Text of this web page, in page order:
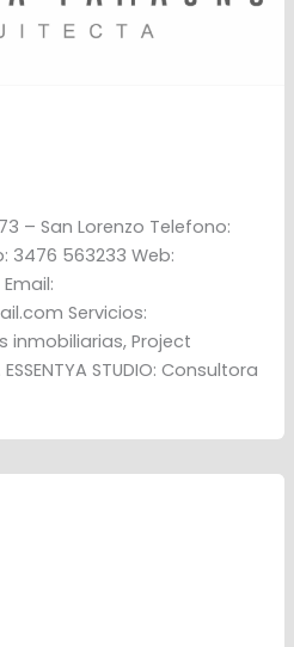
– San Lorenzo Telefono:
3476 563233 Web:
Servicios:
inmobiliarias, Project
STUDIO: Consultora